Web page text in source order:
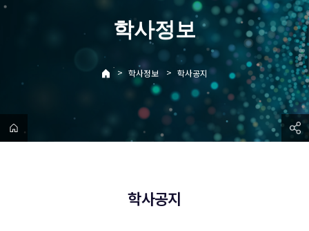
학사정보
> 학사정보 > 학사공지
학사공지